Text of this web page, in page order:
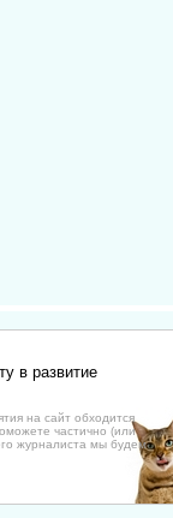
в развитие
на сайт обходится
частично (или
журналиста мы будем